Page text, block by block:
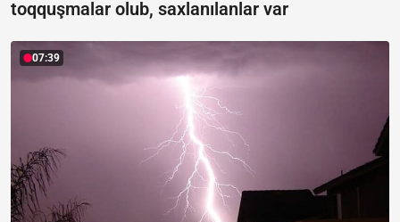
toqquşmalar olub, saxlanılanlar var
07:39